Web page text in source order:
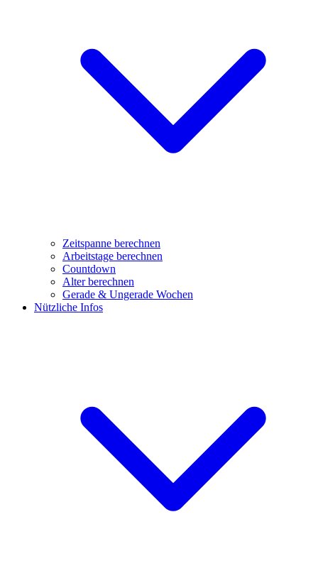
Zeitspanne berechnen
Arbeitstage berechnen
Countdown
Alter berechnen
Gerade & Ungerade Wochen
Nützliche Infos